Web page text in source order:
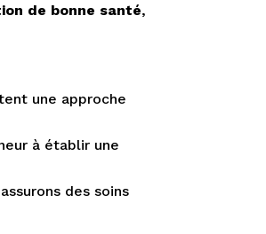
de bonne santé,
une approche
à établir une
des soins